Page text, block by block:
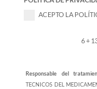
ACEPTO LA
6 +
Responsable del
TECNICOS DEL